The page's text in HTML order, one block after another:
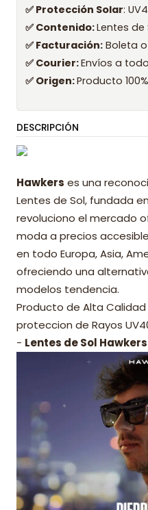
✅ Protección Solar:
✅ Contenido:Lentes
✅ Facturación: Boleta
✅ Courier:Envíos a
✅ Origen:Producto
DESCRIPCIÓN
Hawkers es una
Lentes de Sol, fundada
revoluciono el mercado
moda a precios
en todo Europa, Asia,
ofreciendo una
modelos tendencia.
Producto de Alta
proteccion de Rayos
- Lentes de Sol